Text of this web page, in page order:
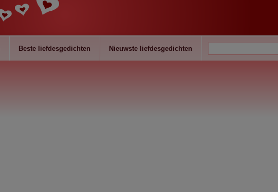
Beste liefdesgedichten Nieuwste liefdesgedichten